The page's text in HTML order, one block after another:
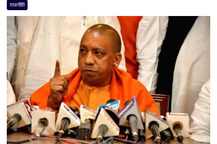
कांग्रेस
बड़ा
दांव,
यूपी
में
पूरी
सहप्रभारी
टीम
बदली,
नई
जिम्मेदारियां
राजनीति